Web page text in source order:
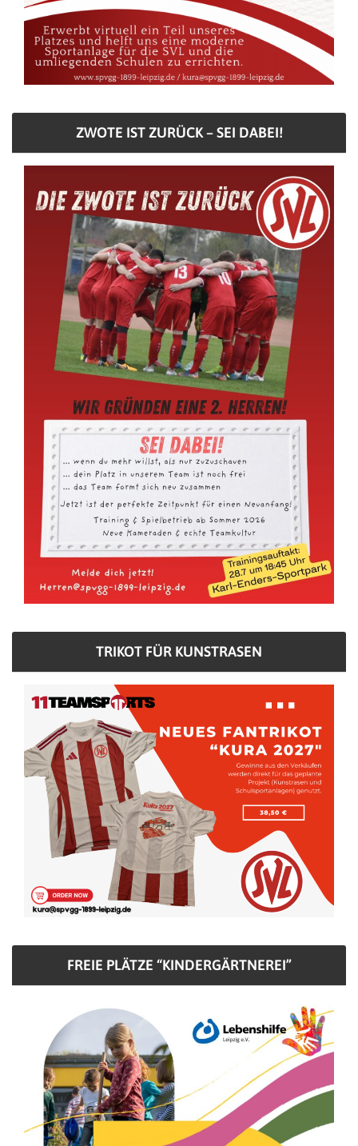
ZWOTE IST ZURÜCK – SEI DABEI!
TRIKOT FÜR KUNSTRASEN
FREIE PLÄTZE “KINDERGÄRTNEREI”